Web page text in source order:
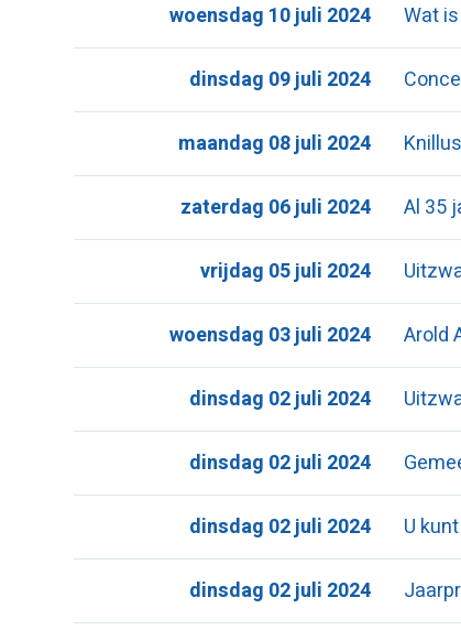
Wat
woensdag 10 juli 2024
dinsdag 09 juli 2024
maandag 08 juli 2024
Al 35
zaterdag 06 juli 2024
vrijdag 05 juli 2024
Arold
woensdag 03 juli 2024
dinsdag 02 juli 2024
dinsdag 02 juli 2024
U
dinsdag 02 juli 2024
dinsdag 02 juli 2024